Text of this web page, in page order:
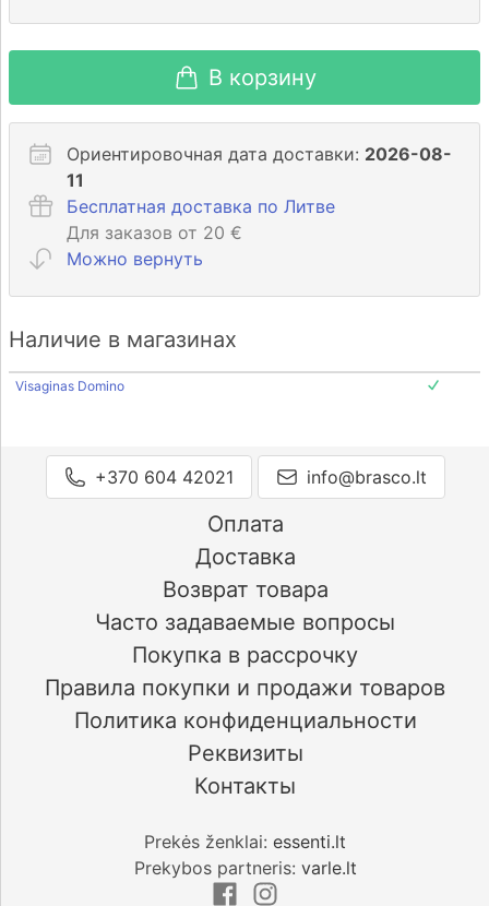
В корзину
Ориентировочная дата доставки: 2026-08-
11
Бесплатная доставка по Литве
Для заказов от 20 €
Можно вернуть
Наличие в магазинах
Visaginas Domino
+370 604 42021 info@brasco.lt
Оплата
Доставка
Возврат товара
Часто задаваемые вопросы
Покупка в рассрочку
Правила покупки и продажи товаров
Политика конфиденциальности
Реквизиты
Контакты
Prekės ženklai: essenti.lt
Prekybos partneris: varle.lt